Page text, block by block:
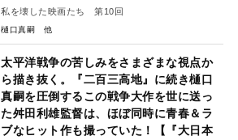
私を壊した映画たち 第10回
樋口真嗣
太平洋戦争の苦しみをさまざまな視点か
ら描き抜く。『二百三高地』に続き樋口
真嗣を圧倒するこの戦争大作を世に送っ
た舛田利雄監督は、ほぼ同時に青春＆ラ
ブなヒット作も撮っていた！【『大日本